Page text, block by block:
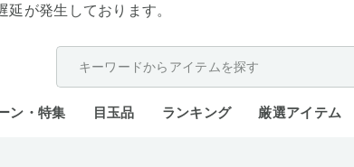
が発生しております。
ン・特集 目玉品 ランキング 厳選アイテム